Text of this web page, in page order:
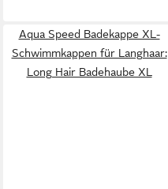
Aqua Speed Badekappe XL-
Schwimmkappen für Langhaar:
Long Hair Badehaube XL